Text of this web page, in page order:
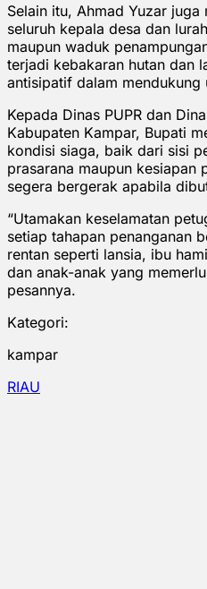
Selain itu, Ahmad Yuzar
seluruh kepala desa dan
maupun waduk
terjadi kebakaran hutan dan
antisipatif dalam mendukung
Kepada Dinas PUPR dan
Kabupaten Kampar, Bupati
kondisi siaga, baik dari sisi
prasarana maupun kesiapan
segera bergerak apabila
“Utamakan keselamatan
setiap tahapan penanganan
rentan seperti lansia, ibu
dan anak-anak yang
pesannya.
Kategori:
kampar
RIAU